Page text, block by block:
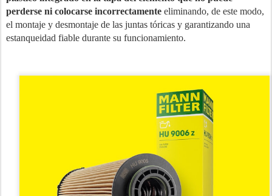
perderse ni colocarse incorrectamente eliminando, de este modo,
el montaje y desmontaje de las juntas tóricas y garantizando una
estanqueidad fiable durante su funcionamiento.